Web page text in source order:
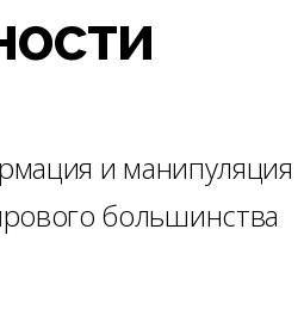
и манипуляция
большинства